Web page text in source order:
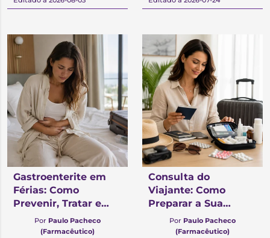
Gastroenterite em
Férias: Como
Prevenir, Tratar e
Saber Quando
Procurar Ajuda
Por Paulo Pacheco
(Farmacêutico)
Consulta do
Viajante: Como
Preparar a Sua
Saúde Antes de
Viajar
Por Paulo Pacheco
(Farmacêutico)